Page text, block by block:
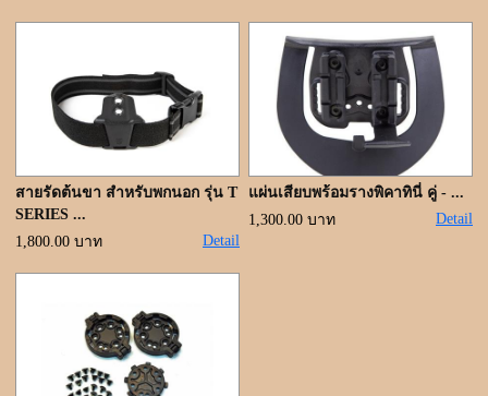
สายรัดต้นขา สำหรับพกนอก รุ่น T
SERIES ...
1,800.00 บาท
Detail
แผ่นเสียบพร้อมรางพิคาทินี่ คู่ - ...
1,300.00 บาท
Detail